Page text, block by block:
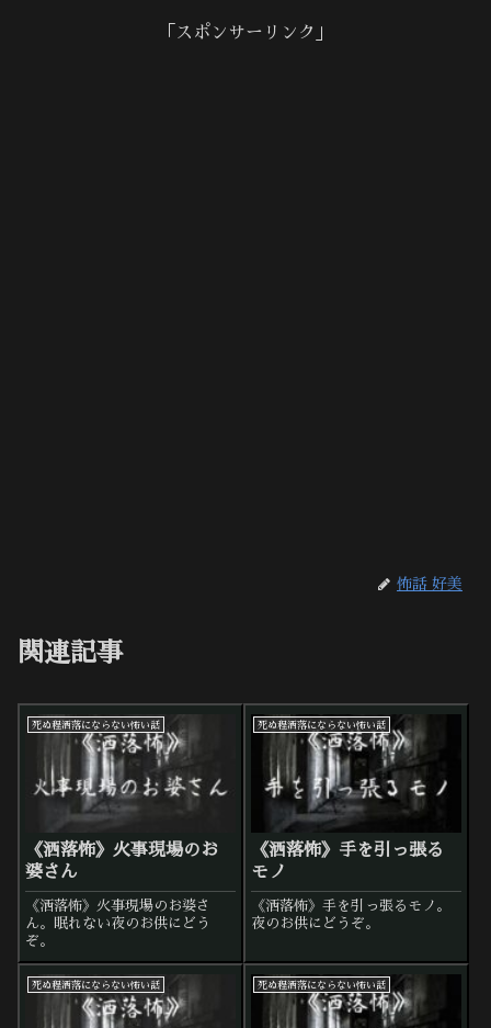
「スポンサーリンク」
怖話 好美
関連記事
死ぬ程洒落にならない怖い話
《洒落怖》火事現場のお
婆さん
《洒落怖》火事現場のお婆さ
ん。眠れない夜のお供にどう
ぞ。
死ぬ程洒落にならない怖い話
《洒落怖》手を引っ張る
モノ
《洒落怖》手を引っ張るモノ。
夜のお供にどうぞ。
死ぬ程洒落にならない怖い話 死ぬ程洒落にならない怖い話